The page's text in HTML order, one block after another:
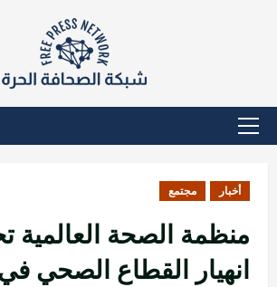
القائمة
أخبار مجتمع
منظمة الصحة العالمية
انهيار القطاع الصحي